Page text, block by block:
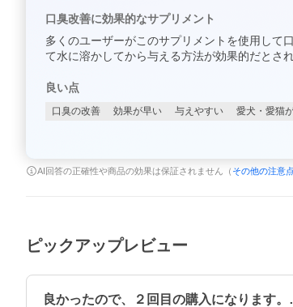
口臭改善に効果的なサプリメント
多くのユーザーがこのサプリメントを使用して
て水に溶かしてから与える方法が効果的だとされ
良い点
口臭の改善 効果が早い 与えやすい 愛犬・愛猫
AI回答の正確性や商品の効果は保証されません（ その他の注意点
ピックアップレビュー
良かったので、２回目の購入になります